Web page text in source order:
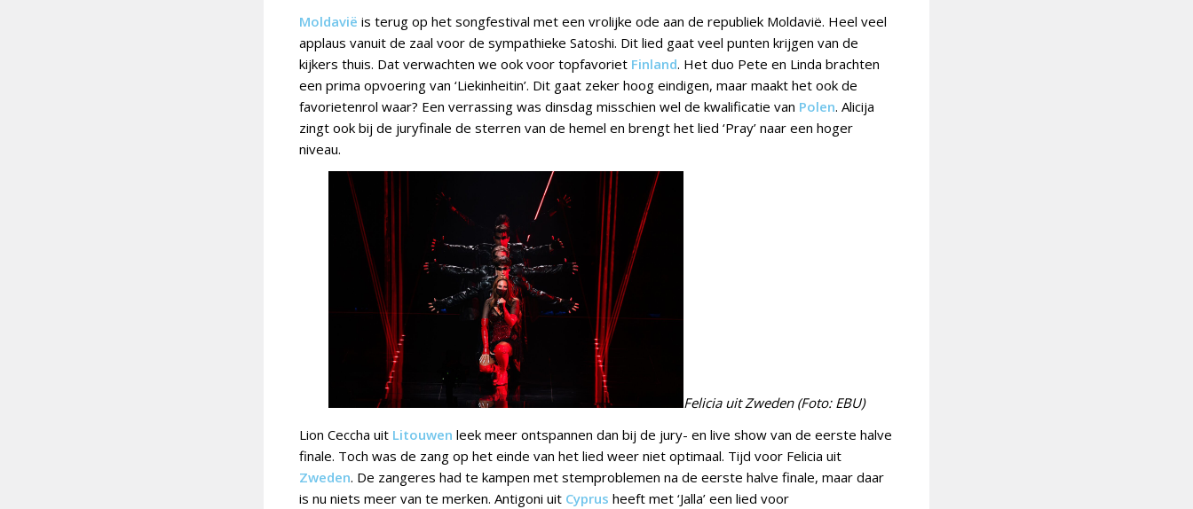
Moldavië is terug op het songfestival met een vrolijke ode aan de republiek Moldavië. Heel veel
applaus vanuit de zaal voor de sympathieke Satoshi. Dit lied gaat veel punten krijgen van de
kijkers thuis. Dat verwachten we ook voor topfavoriet Finland. Het duo Pete en Linda brachten
een prima opvoering van ‘Liekinheitin’. Dit gaat zeker hoog eindigen, maar maakt het ook de
favorietenrol waar? Een verrassing was dinsdag misschien wel de kwalificatie van Polen. Alicija
zingt ook bij de juryfinale de sterren van de hemel en brengt het lied ‘Pray’ naar een hoger
niveau.
Felicia uit Zweden (Foto: EBU)
Lion Ceccha uit Litouwen leek meer ontspannen dan bij de jury- en live show van de eerste halve
finale. Toch was de zang op het einde van het lied weer niet optimaal. Tijd voor Felicia uit
Zweden. De zangeres had te kampen met stemproblemen na de eerste halve finale, maar daar
is nu niets meer van te merken. Antigoni uit Cyprus heeft met ‘Jalla’ een lied voor